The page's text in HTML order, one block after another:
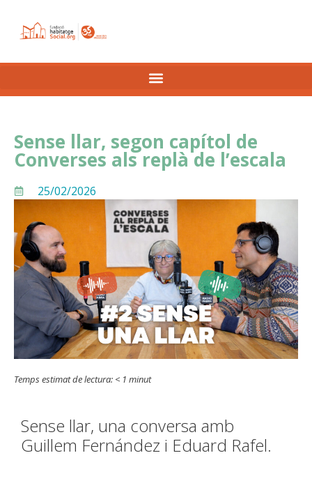
Sense llar, segon capítol de
Converses als replà de l’escala
25/02/2026
Temps estimat de lectura: < 1 minut
Sense llar, una conversa amb
Guillem Fernández i Eduard Rafel.